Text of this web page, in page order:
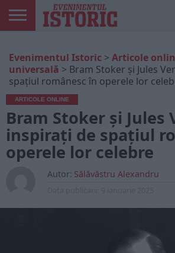
ONLINE
EDIȚII
TIPĂRITE
ISTORIC
PLAY
CONTUL
MEU
Evenimentul Istoric > Articole
universală > Bram Stoker și Jules
spațiul românesc în operele lor
ARTICOLE ONLINE
Bram Stoker și Jules
inspirați de spațiul
operele lor celebre
Autor: Sălăvăstru Alexandru